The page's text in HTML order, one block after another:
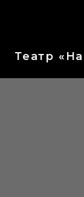
Театр